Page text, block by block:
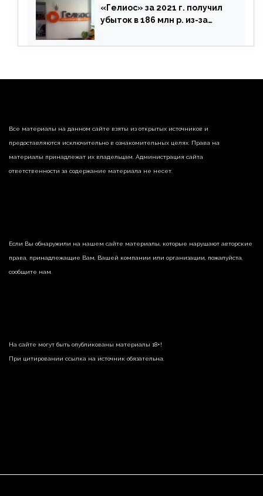
«Гелиос» за 2021 г. получил
убыток в 186 млн р. из-за
реализации недвижимости
Все материалы на данном сайте взяты из открытых источников и
предоставляются исключительно в ознакомительных целях. Права на
материалы принадлежат их владельцам. Администрация сайта
ответственности за содержание материала не несет.
Если Вы обнаружили на нашем сайте материалы, которые нарушают авторские
права, принадлежащие Вам, Вашей компании или организации, пожалуйста,
сообщите нам.
На сайте могут быть опубликованы материалы 18+!
При цитировании ссылка на источник обязательна.